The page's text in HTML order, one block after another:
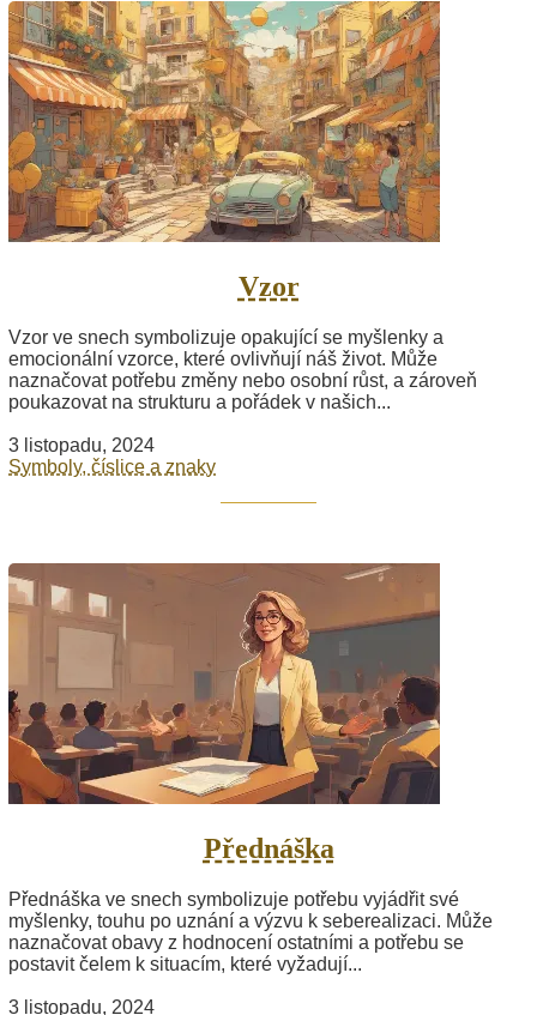
Vzor
Vzor ve snech symbolizuje opakující se myšlenky a
emocionální vzorce, které ovlivňují náš život. Může
naznačovat potřebu změny nebo osobní růst, a zároveň
poukazovat na strukturu a pořádek v našich...
3 listopadu, 2024
Symboly, číslice a znaky
Přednáška
Přednáška ve snech symbolizuje potřebu vyjádřit své
myšlenky, touhu po uznání a výzvu k seberealizaci. Může
naznačovat obavy z hodnocení ostatními a potřebu se
postavit čelem k situacím, které vyžadují...
3 listopadu, 2024